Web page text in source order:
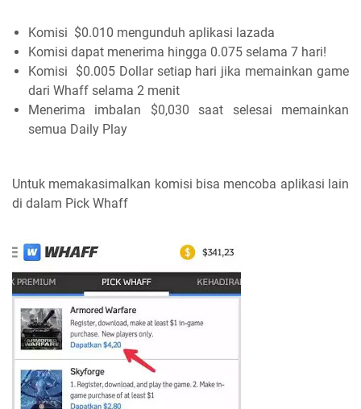
Komisi $0.010 mengunduh aplikasi lazada
Komisi dapat menerima hingga 0.075 selama 7 hari!
Komisi $0.005 Dollar setiap hari jika memainkan game
dari Whaff selama 2 menit
Menerima imbalan $0,030 saat selesai memainkan
semua Daily Play
Untuk memakasimalkan komisi bisa mencoba aplikasi lain
di dalam Pick Whaff